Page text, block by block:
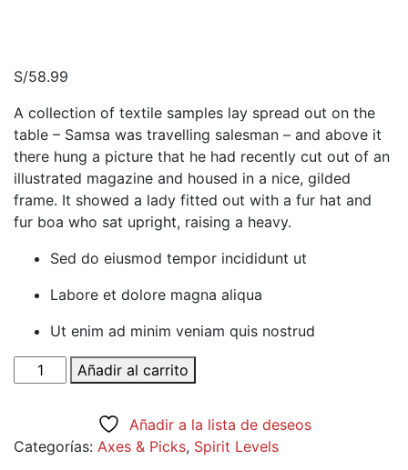
S/58.99
A collection of textile samples lay spread out on the
table – Samsa was travelling salesman – and above it
there hung a picture that he had recently cut out of an
illustrated magazine and housed in a nice, gilded
frame. It showed a lady fitted out with a fur hat and
fur boa who sat upright, raising a heavy.
Sed do eiusmod tempor incididunt ut
Labore et dolore magna aliqua
Ut enim ad minim veniam quis nostrud
Chelsea
Boots
Añadir al carrito
Añadir a la lista de deseos
Categorías: Axes & Picks, Spirit Levels